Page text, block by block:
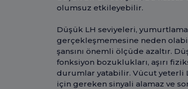
olumsuz etkileyebilir.
Düşük LH seviyeleri,
gerçekleşmemesine neden
şansını önemli ölçüde azaltır.
fonksiyon bozuklukları, aşırı
durumlar yatabilir. Vücut yeterli
için gereken sinyali alamaz ve